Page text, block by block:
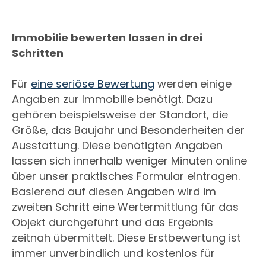
Immobilie bewerten lassen in drei
Schritten
Für eine seriöse Bewertung werden einige
Angaben zur Immobilie benötigt. Dazu
gehören beispielsweise der Standort, die
Größe, das Baujahr und Besonderheiten der
Ausstattung. Diese benötigten Angaben
lassen sich innerhalb weniger Minuten online
über unser praktisches Formular eintragen.
Basierend auf diesen Angaben wird im
zweiten Schritt eine Wertermittlung für das
Objekt durchgeführt und das Ergebnis
zeitnah übermittelt. Diese Erstbewertung ist
immer unverbindlich und kostenlos für